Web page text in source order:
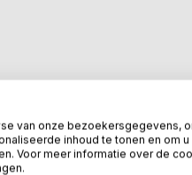
van onze bezoekersgegevens,
inhoud te tonen en om u
Voor meer informatie over de